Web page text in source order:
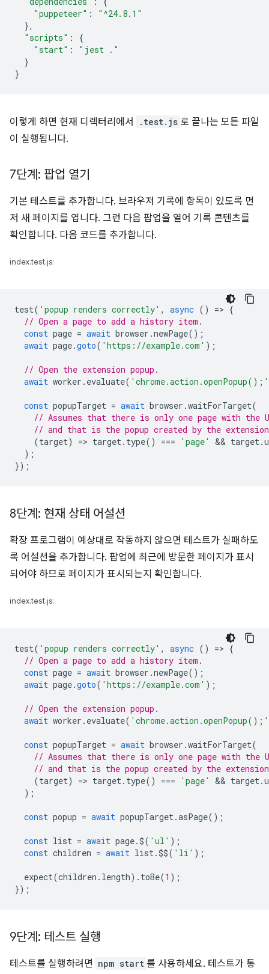
"puppeteer" :
"^24.8.1"
},
"scripts" :
{
"start" :
"jest ."
}
}
이렇게 하면 현재 디렉터리에서 .test.js 로 끝나는 모든 파일
이 실행됩니다.
7단계: 팝업 열기
기본 테스트를 추가합니다. 브라우저 기록에 항목이 있도록 먼
저 새 페이지를 엽니다. 그런 다음 팝업을 열어 기록 콘텐츠를
확인합니다. 다음 코드를 추가합니다.
index.test.js:
test( 'popup renders correctly' , async () => {
// Open a page to add a history item.
const page = await browser .newPage();
await page.goto( 'https://example.com' );
// Open the extension popup.
await worker . evaluate( 'chrome.action.openPopup();'
const popupTarget = await browser .waitForTarget(
// Assumes that there is only one page with the
// and that is the popup created by the
(target) => target. type() === 'page' && target.
);
});
8단계: 현재 상태 어설션
확장 프로그램이 예상대로 작동하지 않으면 테스트가 실패하도
록 어설션을 추가합니다. 팝업에 최근에 방문한 페이지가 표시
되어야 하므로 페이지가 표시되는지 확인합니다.
index.test.js:
test( 'popup renders correctly' , async () => {
// Open a page to add a history item.
const page = await browser .newPage();
await page.goto( 'https://example.com' );
// Open the extension popup.
await worker . evaluate( 'chrome.action.openPopup();'
const popupTarget = await browser .waitForTarget(
// Assumes that there is only one page with the
// and that is the popup created by the
(target) => target. type() === 'page' && target.
);
const popup = await popupTarget.asPage();
const list = await page.$( 'ul' );
const children = await list.$$( 'li' );
expect(children . length). toBe(1 );
});
9단계: 테스트 실행
테스트를 실행하려면 npm start 를 사용하세요. 테스트가 통